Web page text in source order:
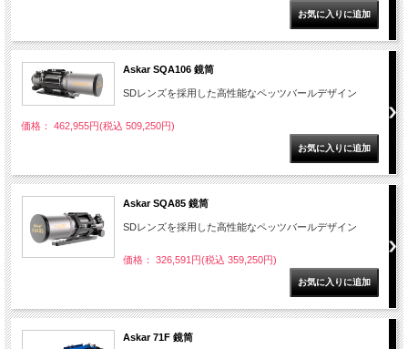
Askar SQA106 鏡筒
SDレンズを採用した高性能なペッツバールデザイン
価格： 462,955円(税込 509,250円)
Askar SQA85 鏡筒
SDレンズを採用した高性能なペッツバールデザイン
価格： 326,591円(税込 359,250円)
Askar 71F 鏡筒